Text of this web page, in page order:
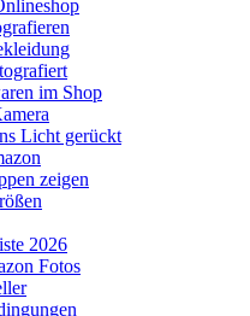
im Shop
Licht gerückt
zeigen
2026
Fotos